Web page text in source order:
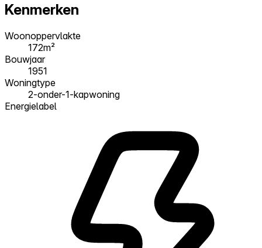
Kenmerken
Woonoppervlakte
172m²
Bouwjaar
1951
Woningtype
2-onder-1-kapwoning
Energielabel